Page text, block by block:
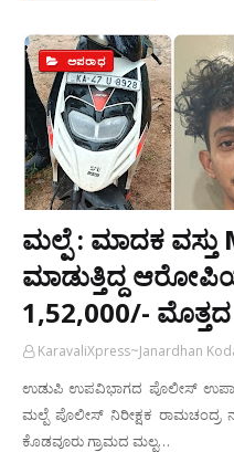
ಅಪರಾಧ
ಮಲ್ಪೆ : ಮಾದಕ
ಮಾಡುತ್ತಿದ್ದ
1,52,000/- ಮೊತ್ತದ
KaravaliXpress~Janardhan
ಉಡುಪಿ ಉಪವಿಭಾಗದ ಪೊಲೀಸ್‌
ಮಲ್ಪೆ ಪೊಲೀಸ್ ನಿರೀಕ್ಷಕ ರಾಮಚಂದ್ರ
ಕೊಡವೂರು ಗ್ರಾಮದ ಮಲ್ಪ…